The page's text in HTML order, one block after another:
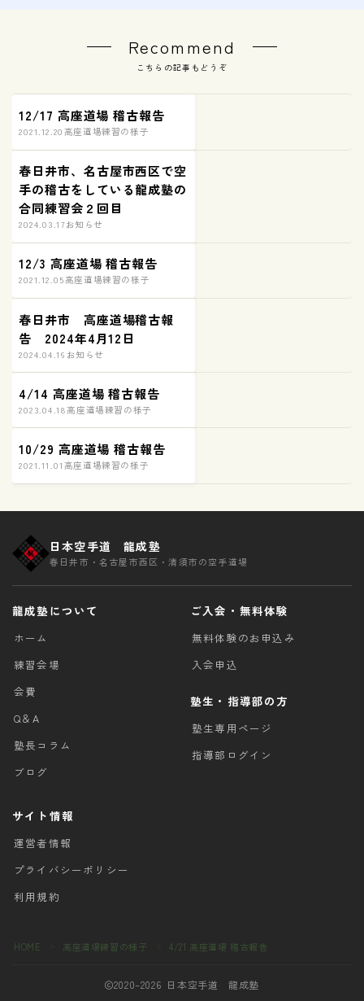
Recommend
こちらの記事もどうぞ
12/17 高座道場 稽古報告
2021.12.20高座道場練習の様子
春日井市、名古屋市西区で空
手の稽古をしている龍成塾の
合同練習会２回目
2024.03.17お知らせ
12/3 高座道場 稽古報告
2021.12.05高座道場練習の様子
春日井市 高座道場稽古報
告 2024年4月12日
2024.04.16 お知らせ
4/14 高座道場 稽古報告
2023.04.18高座道場練習の様子
10/29 高座道場 稽古報告
2021.11.01高座道場練習の様子
日本空手道 龍成塾
春日井市・名古屋市西区・清須市の空手道場
龍成塾について
ホーム
練習会場
会費
Q＆A
塾長コラム
ブログ
ご入会・無料体験
無料体験のお申込み
入会申込
塾生・指導部の方
塾生専用ページ
指導部ログイン
サイト情報
運営者情報
プライバシーポリシー
利用規約
HOME 高座道場練習の様子 4/21 高座道場 稽古報告
2020–2026 日本空手道 龍成塾